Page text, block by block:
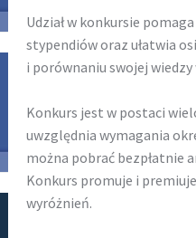
Udział w konkursie
stypendiów oraz ułatwia
i porównaniu swojej wiedzy
Konkurs jest w postaci
uwzględnia wymagania
można pobrać bezpłatnie
Konkurs promuje i
wyróżnień.